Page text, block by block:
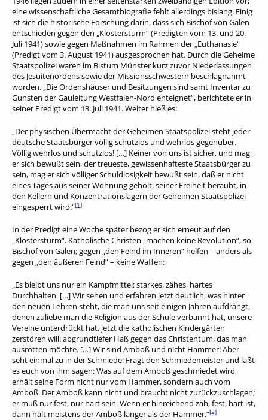
eine wissenschaftliche Gesamtbiografie fehlt allerdings bislang. Einig
ist sich die historische Forschung darin, dass sich Bischof von Galen
entschieden gegen den „Klostersturm“ (Predigten vom 13. und 20.
Juli 1941) sowie gegen Maßnahmen im Rahmen der „Euthanasie“
(Predigt vom 3. August 1941) ausgesprochen hat. Durch die Geheime
Staatspolizei waren im Bistum Münster kurz zuvor Niederlassungen
des Jesuitenordens sowie der Missionsschwestern beschlagnahmt
worden. „Die Ordenshäuser und Besitzungen sind samt Inventar zu
Gunsten der Gauleitung Westfalen-Nord enteignet“, berichtete er in
seiner Predigt vom 13. Juli 1941. Weiter hieß es:
„Der physischen Übermacht der Geheimen Staatspolizei steht jeder
deutsche Staatsbürger völlig schutzlos und wehrlos gegenüber.
Völlig wehrlos und schutzlos! […] Keiner von uns ist sicher, und mag
er sich bewußt sein, der treueste, gewissenhafteste Staatsbürger zu
sein, mag er sich völliger Schuldlosigkeit bewußt sein, daß er nicht
eines Tages aus seiner Wohnung geholt, seiner Freiheit beraubt, in
den Kellern und Konzentrationslagern der Geheimen Staatspolizei
eingesperrt wird.“[1]
In der Predigt eine Woche später bezog er sich erneut auf den
„Klostersturm“. Katholische Christen „machen keine Revolution“, so
Bischof von Galen; gegen „den Feind im Inneren“ helfen – anders als
gegen „den äußeren Feind“ – keine Waffen:
„Es bleibt uns nur ein Kampfmittel: starkes, zähes, hartes
Durchhalten. […] Wir sehen und erfahren jetzt deutlich, was hinter
den neuen Lehren steht, die man uns seit einigen Jahren aufdrängt,
denen zuliebe man die Religion aus der Schule verbannt hat, unsere
Vereine unterdrückt hat, jetzt die katholischen Kindergärten
zerstören will: abgrundtiefer Haß gegen das Christentum, das man
ausrotten möchte. […] Wir sind Amboß und nicht Hammer! Aber
seht einmal zu in der Schmiede! Fragt den Schmiedemeister und laßt
es euch von ihm sagen: Was auf dem Amboß geschmiedet wird,
erhält seine Form nicht nur vom Hammer, sondern auch vom
Amboß. Der Amboß kann nicht und braucht nicht zurückzuschlagen;
er muß nur fest, nur hart sein. Wenn er hinreichend zäh, fest, hart ist,
dann hält meistens der Amboß länger als der Hammer.“[2]